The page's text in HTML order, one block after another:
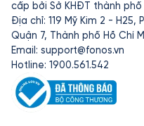
cấp bởi Sở KHĐT thành phố
Địa chỉ: 119 Mỹ Kim 2 - H25,
Quận 7, Thành phố Hồ Chí
Email: support@fonos.vn
Hotline: 1900.561.542